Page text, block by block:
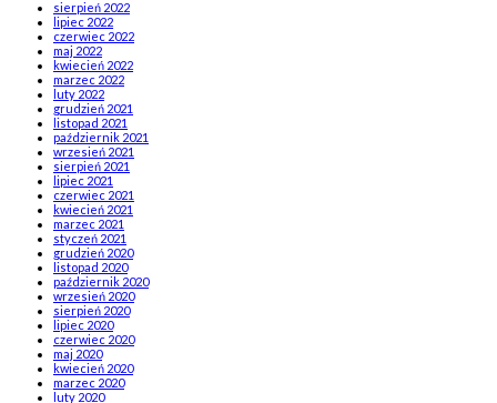
sierpień 2022
lipiec 2022
czerwiec 2022
maj 2022
kwiecień 2022
marzec 2022
luty 2022
grudzień 2021
listopad 2021
październik 2021
wrzesień 2021
sierpień 2021
lipiec 2021
czerwiec 2021
kwiecień 2021
marzec 2021
styczeń 2021
grudzień 2020
listopad 2020
październik 2020
wrzesień 2020
sierpień 2020
lipiec 2020
czerwiec 2020
maj 2020
kwiecień 2020
marzec 2020
luty 2020